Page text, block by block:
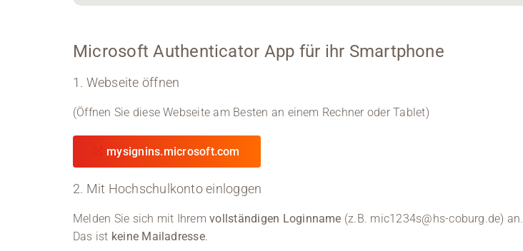
Microsoft Authenticator App für ihr Smartphone
1. Webseite öffnen
(Öffnen Sie diese Webseite am Besten an einem Rechner oder Tablet)
mysignins.microsoft.com
2. Mit Hochschulkonto einloggen
Melden Sie sich mit Ihremvollständigen Loginname (z.B. mic1234s@hs-coburg.de) an.
Das ist keine Mailadresse.